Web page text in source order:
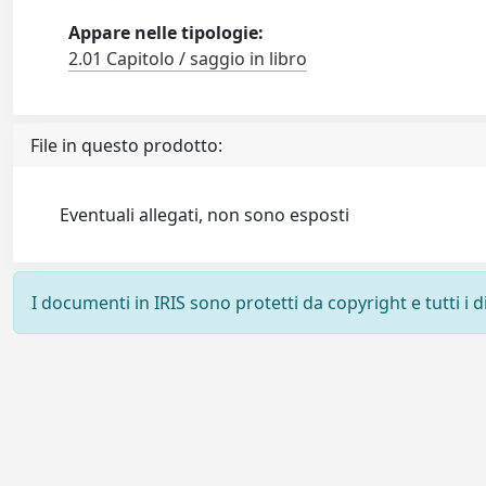
Appare nelle tipologie:
2.01 Capitolo / saggio in libro
File in questo prodotto:
Eventuali allegati, non sono esposti
I documenti in IRIS sono protetti da copyright e tutti i